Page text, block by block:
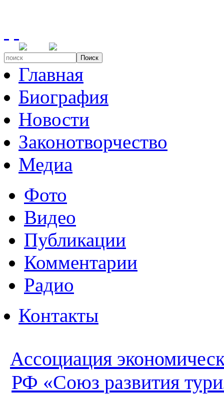
Поиск
Главная
Биография
Новости
Законотворчество
Медиа
Фото
Видео
Публикации
Комментарии
Радио
Контакты
Ассоциация
РФ «Союз развития